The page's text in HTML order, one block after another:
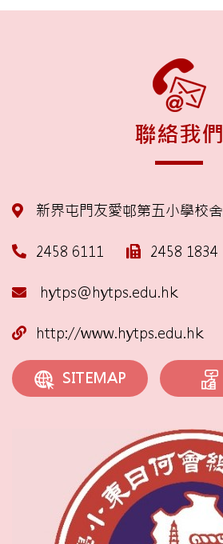
聯絡我們
新界屯門友愛邨第五小學校舍
2458 6111 2458 1834
hytps@hytps.edu.hk
http://www.hytps.edu.hk
SITEMAP